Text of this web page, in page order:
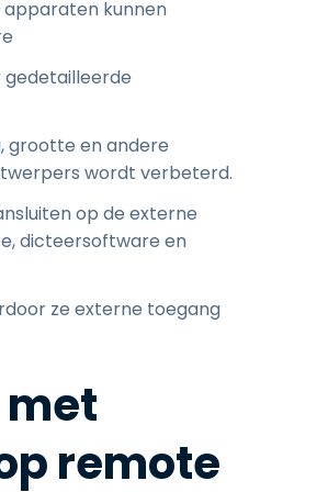
kunnen
grootte en andere
wordt verbeterd.
op de externe
dicteersoftware en
ze externe toegang
remote